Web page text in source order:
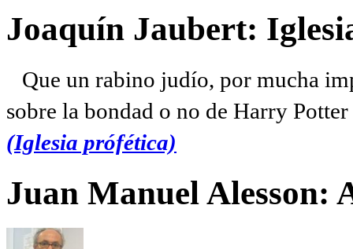
Joaquín Jaubert:
Que un rabino judío, por mucha
sobre la bondad o no de Harry
(Iglesia prófética)
Juan Manuel Alesson: